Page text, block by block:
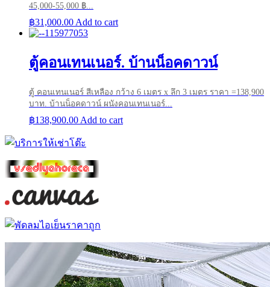
45,000-55,000 ฿...
฿31,000.00 Add to cart
ตู้คอนเทนเนอร์. บ้านน็อคดาวน์
ตู้ คอนเทนเนอร์ สีเหลือง กว้าง 6 เมตร x ลึก 3 เมตร ราคา =138,900
บาท. บ้านน็อคดาวน์ ผนังคอนเทนเนอร์...
฿138,900.00 Add to cart